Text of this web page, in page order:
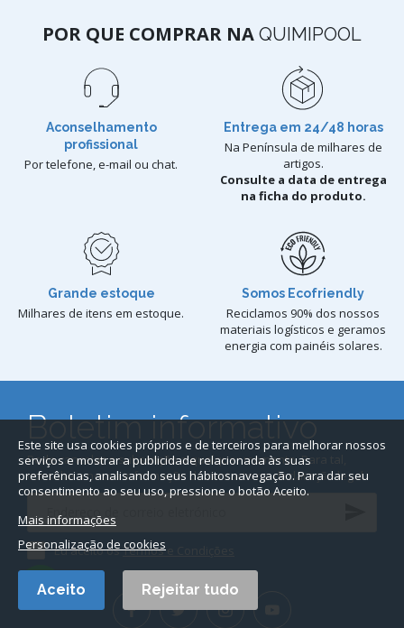
POR QUE COMPRAR NA QUIMIPOOL
Aconselhamento
profissional
Por telefone, e-mail ou chat.
Entrega em 24/48 horas
Na Península de milhares de
artigos.
Consulte a data de entrega
na ficha do produto.
Grande estoque
Milhares de itens em estoque.
Somos Ecofriendly
Reciclamos 90% dos nossos
materiais logísticos e geramos
energia com painéis solares.
Boletim informativo
Pode cancelar a subscrição a qualquer momento. Para tal,
consulte a nossa informação de contacto na declaração legal.
Eu aceito osTermos e Condições
Este site usa cookies próprios e de terceiros para melhorar nossos
serviços e mostrar a publicidade relacionada às suas
preferências, analisando seus hábitosnavegação. Para dar seu
consentimento ao seu uso, pressione o botão Aceito.
Mais informações
Personalização de cookies
Rejeitar tudo
Aceito